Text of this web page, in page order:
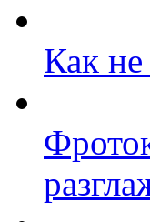
Как